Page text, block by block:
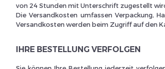
von 24 Stunden mit Unterschrift zugestellt
Die Versandkosten umfassen Verpackung,
Versandkosten werden beim Zugriff auf den
IHRE BESTELLUNG VERFOLGEN